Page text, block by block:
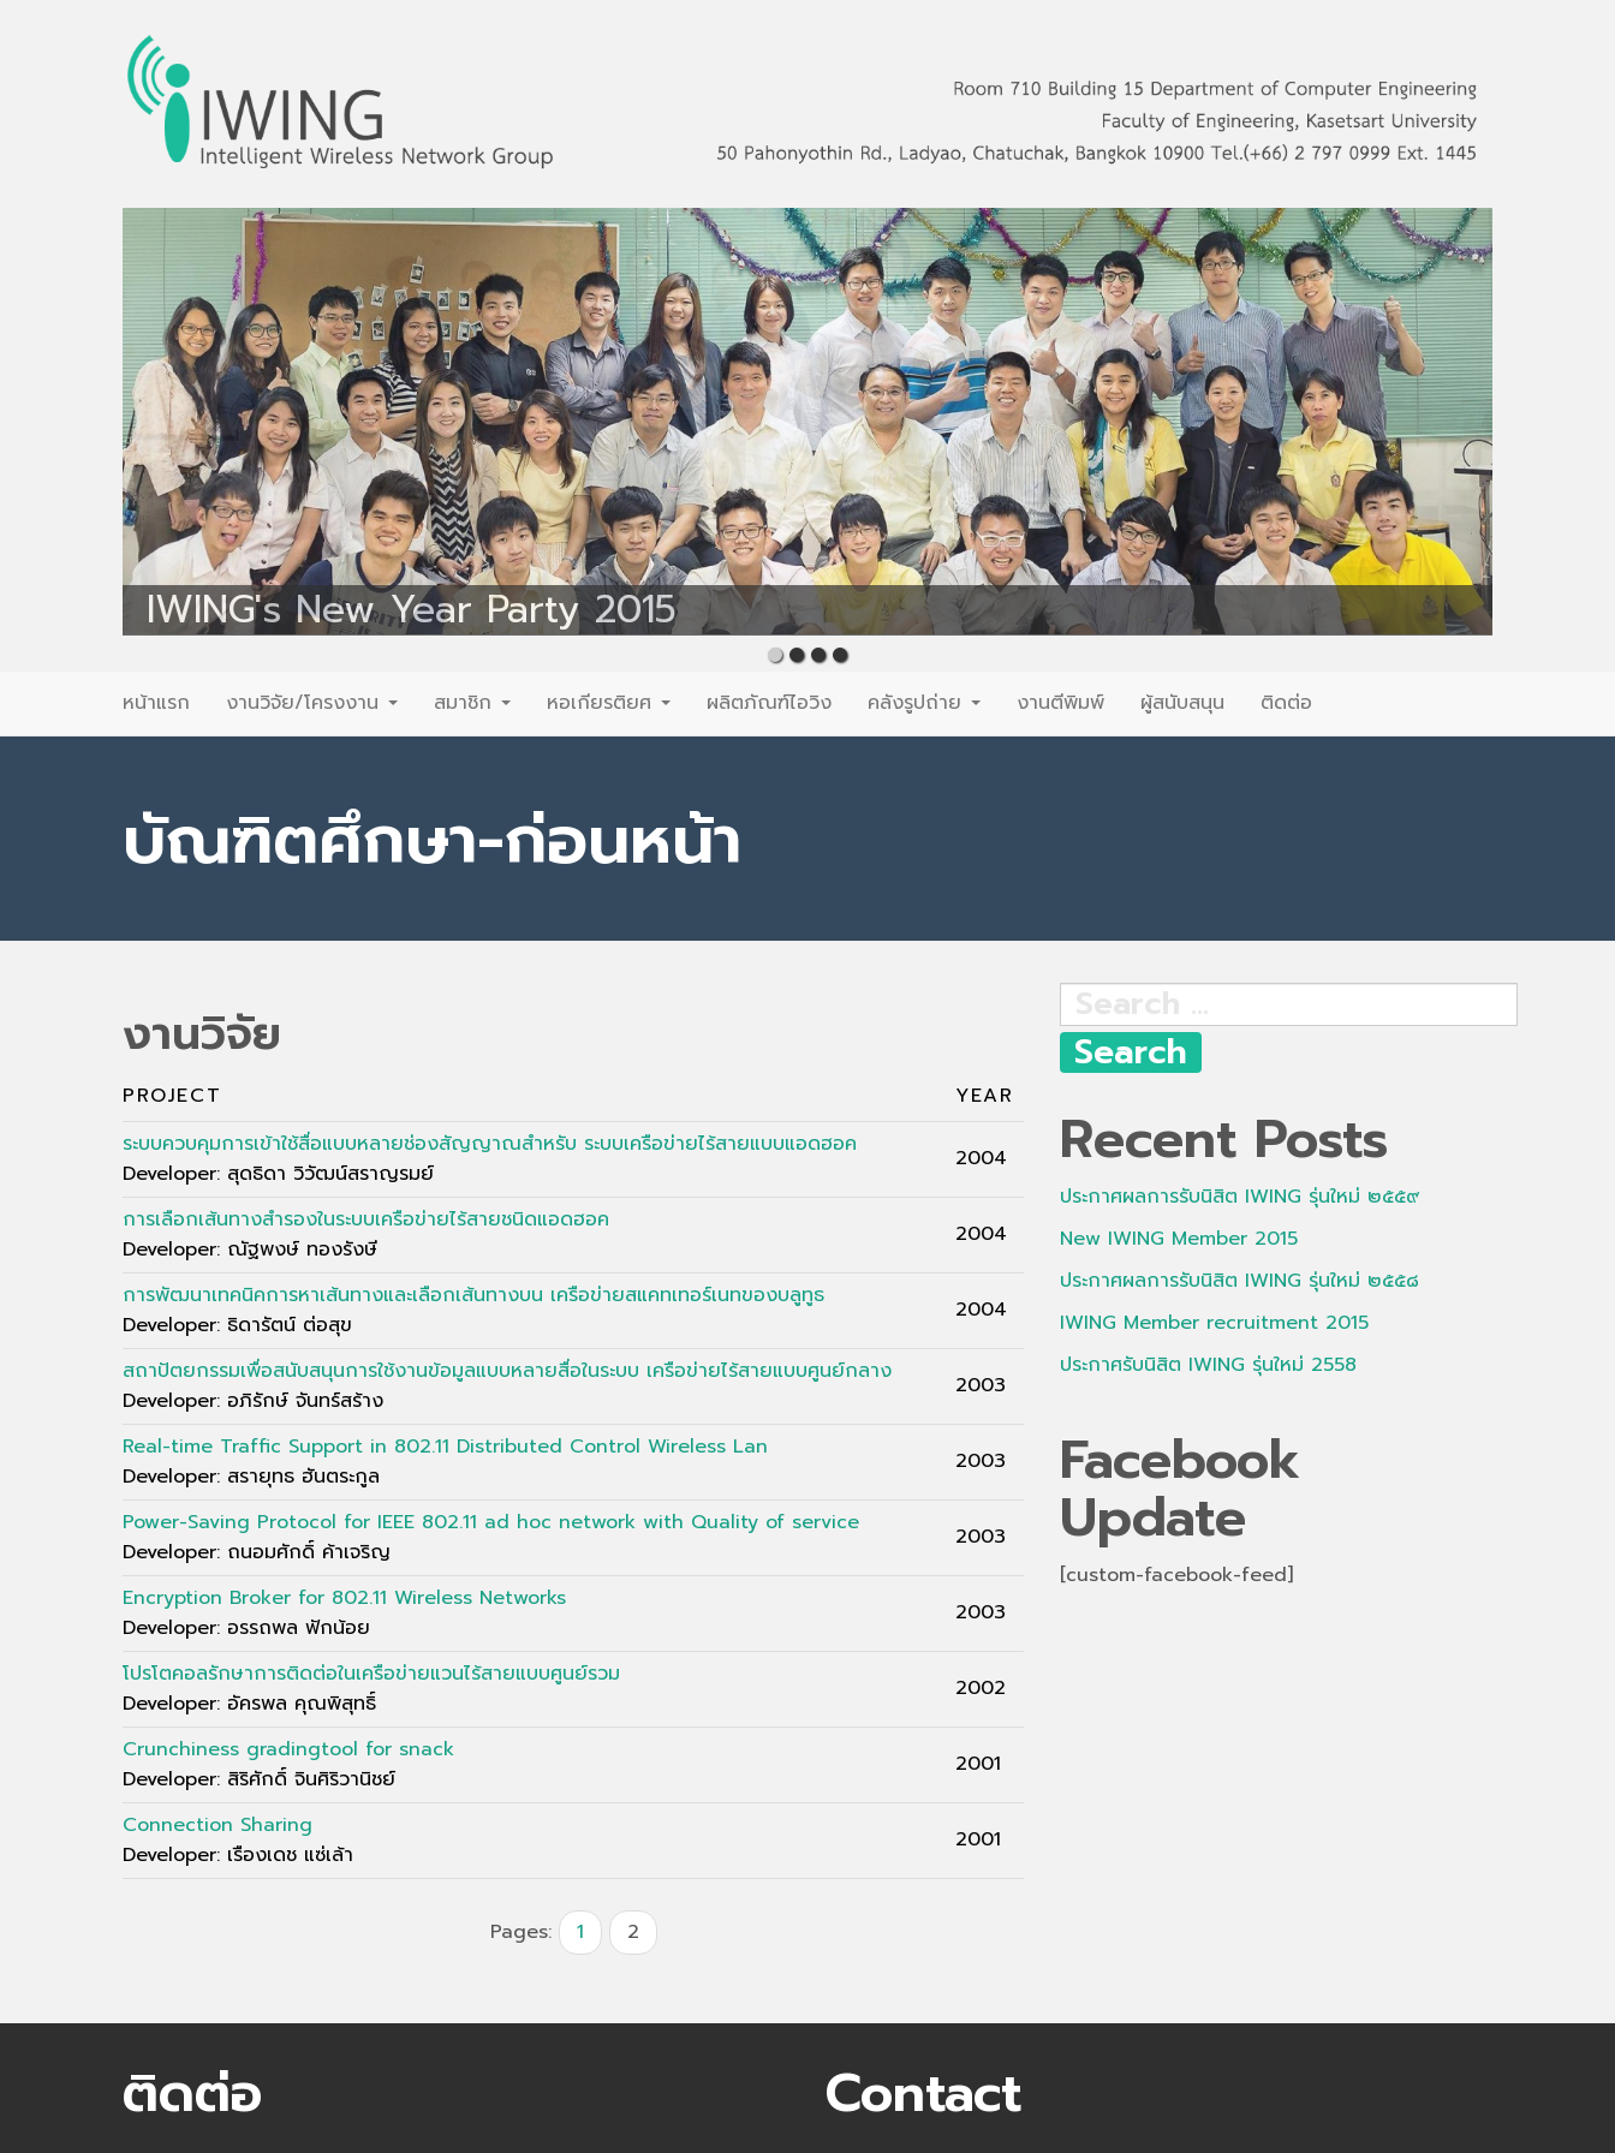
Intelligent Wireless Network Group
IWING's New Year Party 2015
Primary
content
หน้าแรก งานวิจัย/โครงงาน สมาชิก หอเกียรติยศ ผลิตภัณฑ์ไอวิง คลังรูปถ่าย งานตีพิมพ์ ผู้สนับสนุน ติดต่อ
บัณฑิตศึกษา-ก่อนหน้า
งานวิจัย
PROJECT
YEAR
ระบบควบคุมการเข้าใช้สื่อแบบหลายช่องสัญญาณสำหรับ ระบบเครือข่ายไร้สายแบบแอดฮอค
Developer: สุดธิดา วิวัฒน์สราญรมย์
2004
การเลือกเส้นทางสำรองในระบบเครือข่ายไร้สายชนิดแอดฮอค
Developer: ณัฐพงษ์ ทองรังษี
2004
การพัฒนาเทคนิคการหาเส้นทางและเลือกเส้นทางบน เครือข่ายสแคทเทอร์เนทของบลูทูธ
Developer: ธิดารัตน์ ต่อสุข
2004
สถาปัตยกรรมเพื่อสนับสนุนการใช้งานข้อมูลแบบหลายสื่อในระบบ เครือข่ายไร้สายแบบศูนย์กลาง
Developer: อภิรักษ์ จันทร์สร้าง
2003
Real-time Traffic Support in 802.11 Distributed Control Wireless Lan
Developer: สรายุทธ ฮันตระกูล
2003
Power-Saving Protocol for IEEE 802.11 ad hoc network with Quality of service
Developer: ถนอมศักดิ์ ค้าเจริญ
2003
Encryption Broker for 802.11 Wireless Networks
Developer: อรรถพล ฟักน้อย
2003
โปรโตคอลรักษาการติดต่อในเครือข่ายแวนไร้สายแบบศูนย์รวม
Developer: อัครพล คุณพิสุทธิ์
2002
Crunchiness gradingtool for snack
Developer: สิริศักดิ์ จินศิริวานิชย์
2001
Connection Sharing
Developer: เรืองเดช แซ่เล้า
2001
Pages: 1 2
Search
for:
Recent Posts
ประกาศผลการรับนิสิต IWING รุ่นใหม่ ๒๕๕๙
New IWING Member 2015
ประกาศผลการรับนิสิต IWING รุ่นใหม่ ๒๕๕๘
IWING Member recruitment 2015
ประกาศรับนิสิต IWING รุ่นใหม่ 2558
Facebook
Update
[custom-facebook-feed]
ติดต่อ Contact